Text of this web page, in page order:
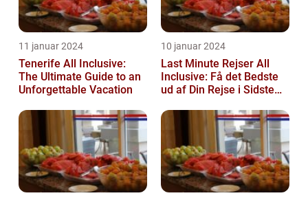
11 januar 2024
Tenerife All Inclusive:
The Ultimate Guide to an
Unforgettable Vacation
10 januar 2024
Last Minute Rejser All
Inclusive: Få det Bedste
ud af Din Rejse i Sidste